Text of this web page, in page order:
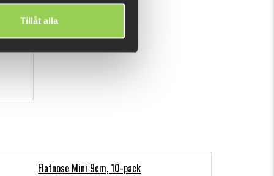
Tillåt alla
så kommer du verkligen ha alla odds på din sida.
Flatnose Mini 9cm, 10-pack